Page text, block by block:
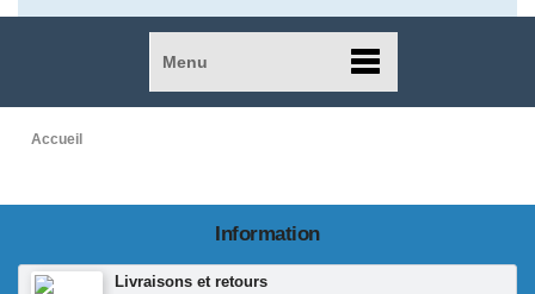
Menu
Accueil
Information
Livraisons et retours